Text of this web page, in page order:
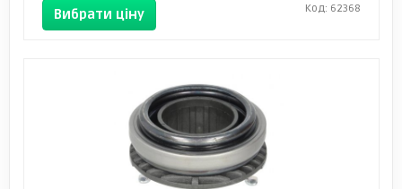
Вибрати ціну Код: 62368